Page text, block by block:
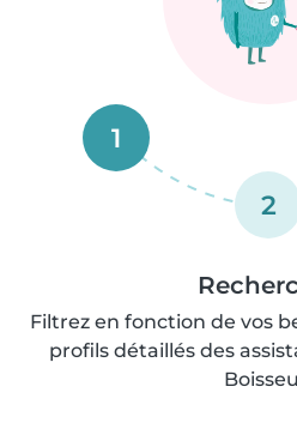
1
2
Filtrez en fonction de vos
profils détaillés des